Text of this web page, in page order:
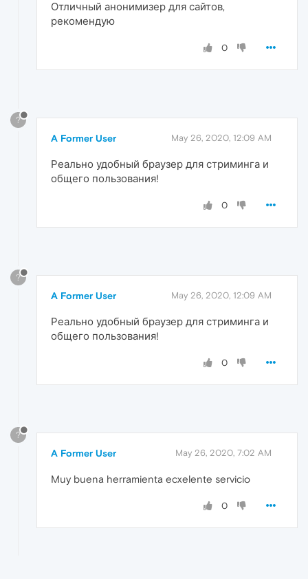
Отличный анонимизер для сайтов,
рекомендую
0
?
A Former User May 26, 2020, 12:09 AM
Реально удобный браузер для стриминга и
общего пользования!
0
?
A Former User May 26, 2020, 12:09 AM
Реально удобный браузер для стриминга и
общего пользования!
0
?
A Former User May 26, 2020, 7:02 AM
Muy buena herramienta ecxelente servicio
0